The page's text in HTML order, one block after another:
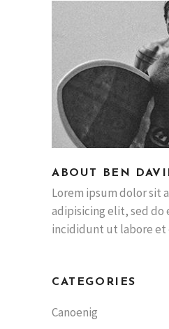
ABOUT BEN
Lorem ipsum dolor sit
adipisicing elit, sed
incididunt ut labore et
CATEGORIES
Canoenig